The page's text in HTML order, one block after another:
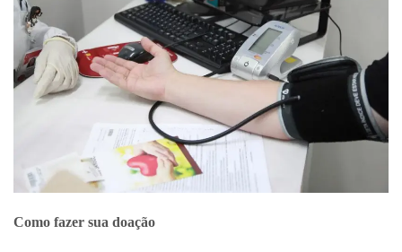
Como fazer sua doação